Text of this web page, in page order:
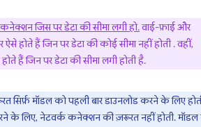
जिस पर डेटा की सीमा लगी हो.वाई-फ़ाई और
होते हैं जिन पर डेटा की कोई सीमा नहीं होती . वहीं,
हैं जिन पर डेटा की सीमा लगी होती है.
सिर्फ़ मॉडल को पहली बार डाउनलोड करने के लिए
के लिए, नेटवर्क कनेक्शन की ज़रूरत नहीं होती. मॉडल